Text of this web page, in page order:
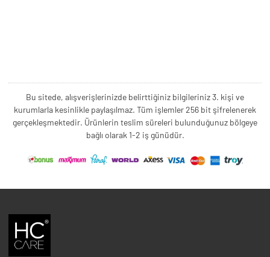
Bu sitede, alışverişlerinizde belirttiğiniz bilgileriniz 3. kişi ve
kurumlarla kesinlikle paylaşılmaz. Tüm işlemler 256 bit şifrelenerek
gerçekleşmektedir. Ürünlerin teslim süreleri bulunduğunuz bölgeye
bağlı olarak 1-2 iş günüdür.